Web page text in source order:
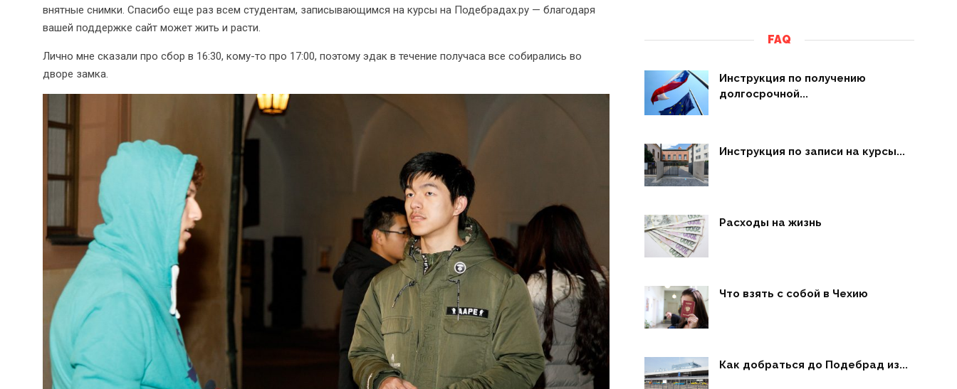
внятные снимки. Спасибо еще раз всем студентам, записывающимся на курсы на Подебрадах.ру — благодаря
вашей поддержке сайт может жить и расти.
Лично мне сказали про сбор в 16:30, кому-то про 17:00, поэтому эдак в течение получаса все собирались во
дворе замка.
FAQ
Инструкция по получению
долгосрочной...
Инструкция по записи на курсы...
Расходы на жизнь
Что взять с собой в Чехию
Как добраться до Подебрад из...